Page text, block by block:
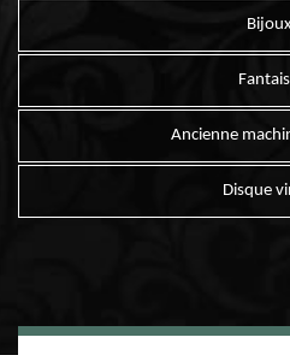
Bijoux
Ancienne
Disque